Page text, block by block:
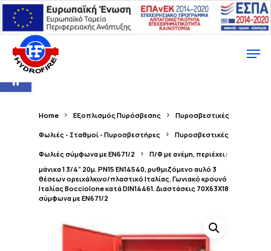
Ανοίξτε τη γραμμή εργαλείων
Home Εξοπλισμός Πυρόσβεσης Πυροσβεστικές
Φωλιές - Σταθμοί - Πυροσβεστήρες Πυροσβεστικές
Φωλιές σύμφωνα με EN671/2
Π/Φ με ανέμη, περιέχει:
μάνικα 1 3/4” 20μ. PN15 EN14540, ρυθμιζόμενο αυλό 3
θέσεων ορειχάλκινο/πλαστικό Ιταλίας. Γωνιακό κρουνό
Ιταλίας Bocciolone κατά DIN14461. Διαστάσεις 70Χ63Χ18
σύμφωνα με ΕΝ671/2